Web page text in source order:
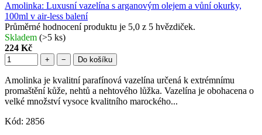
Amolinka: Luxusní vazelína s arganovým olejem a vůní okurky,
100ml v air-less balení
Průměrné hodnocení produktu je 5,0 z 5 hvězdiček.
Skladem (>5 ks)
224 Kč
+ − Do košíku
Amolinka je kvalitní parafínová vazelína určená k extrémnímu
promaštění kůže, nehtů a nehtového lůžka. Vazelína je obohacena o
velké množství vysoce kvalitního marockého...
Kód: 2856